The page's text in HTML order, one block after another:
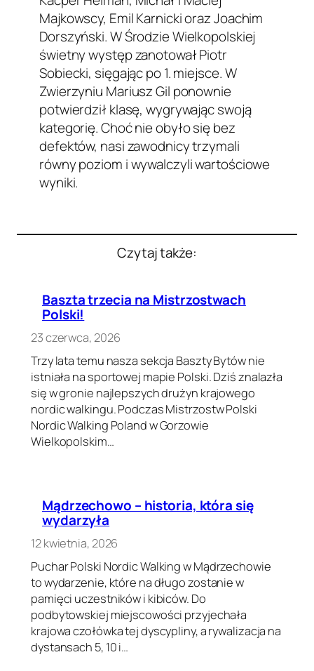
Majkowscy, Emil Karnicki oraz Joachim
Dorszyński. W Środzie Wielkopolskiej
świetny występ zanotował Piotr
Sobiecki, sięgając po 1. miejsce. W
Zwierzyniu Mariusz Gil ponownie
potwierdził klasę, wygrywając swoją
kategorię. Choć nie obyło się bez
defektów, nasi zawodnicy trzymali
równy poziom i wywalczyli wartościowe
wyniki.
Czytaj także:
Baszta trzecia na Mistrzostwach
Polski!
23 czerwca, 2026
Trzy lata temu nasza sekcja Baszty Bytów nie
istniała na sportowej mapie Polski. Dziś znalazła
się w gronie najlepszych drużyn krajowego
nordic walkingu. Podczas Mistrzostw Polski
Nordic Walking Poland w Gorzowie
Wielkopolskim…
Mądrzechowo – historia, która się
wydarzyła
12 kwietnia, 2026
Puchar Polski Nordic Walking w Mądrzechowie
to wydarzenie, które na długo zostanie w
pamięci uczestników i kibiców. Do
podbytowskiej miejscowości przyjechała
krajowa czołówka tej dyscypliny, a rywalizacja na
dystansach 5, 10 i…